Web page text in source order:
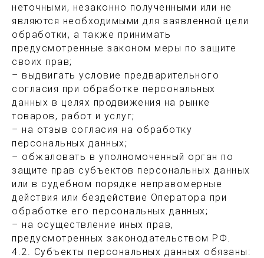
неточными, незаконно полученными или не
являются необходимыми для заявленной цели
обработки, а также принимать
предусмотренные законом меры по защите
своих прав;
– выдвигать условие предварительного
согласия при обработке персональных
данных в целях продвижения на рынке
товаров, работ и услуг;
– на отзыв согласия на обработку
персональных данных;
– обжаловать в уполномоченный орган по
защите прав субъектов персональных данных
или в судебном порядке неправомерные
действия или бездействие Оператора при
обработке его персональных данных;
– на осуществление иных прав,
предусмотренных законодательством РФ.
4.2. Субъекты персональных данных обязаны: